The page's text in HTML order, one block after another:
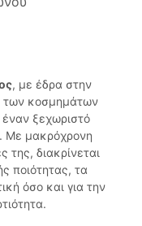
, με έδρα στην
των κοσμημάτων
ξεχωριστό
Με μακρόχρονη
της, διακρίνεται
ποιότητας, τα
όσο και για την